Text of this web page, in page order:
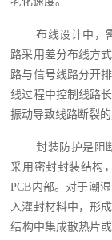
布线设计中，
路采用差分布线方
路与信号线路分开
线过程中控制线路
振动导致线路断裂的
封装防护是阻
采用密封封装结构
PCB内部。对于潮
入灌封材料中，形
结构中集成散热片